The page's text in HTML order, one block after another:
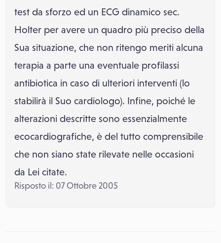
test da sforzo ed un ECG dinamico sec.
Holter per avere un quadro più preciso della
Sua situazione, che non ritengo meriti alcuna
terapia a parte una eventuale profilassi
antibiotica in caso di ulteriori interventi (lo
stabilirà il Suo cardiologo). Infine, poiché le
alterazioni descritte sono essenzialmente
ecocardiografiche, è del tutto comprensibile
che non siano state rilevate nelle occasioni
da Lei citate.
Risposto il: 07 Ottobre 2005